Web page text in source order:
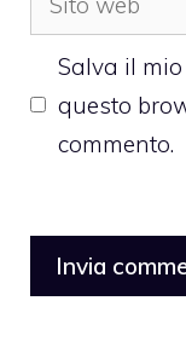
web
Salva il
questo
commento.